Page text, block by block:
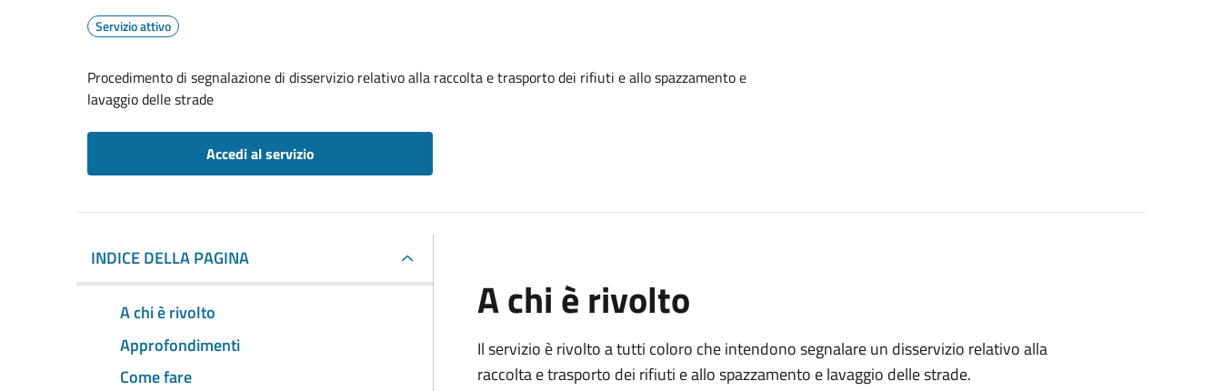
Servizio attivo
Procedimento di segnalazione di disservizio relativo alla raccolta e trasporto dei rifiuti e allo spazzamento e
lavaggio delle strade
Accedi al servizio
INDICE DELLA PAGINA
A chi è rivolto
Approfondimenti
Come fare
A chi è rivolto
Il servizio è rivolto a tutti coloro che intendono segnalare un disservizio relativo alla
raccolta e trasporto dei rifiuti e allo spazzamento e lavaggio delle strade.